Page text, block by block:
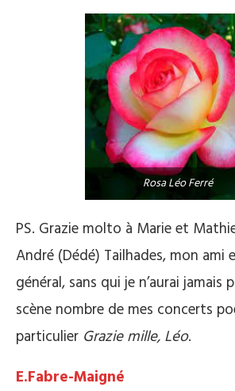
Rosa Léo Ferré
PS. Grazie molto à Marie et
André (Dédé) Tailhades, mon ami
général, sans qui je n’aurai jamais
scène nombre de mes concerts
particulier Grazie mille, Léo.
E.Fabre-Maigné